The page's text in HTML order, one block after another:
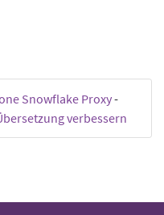
Snowflake Proxy-
verbessern